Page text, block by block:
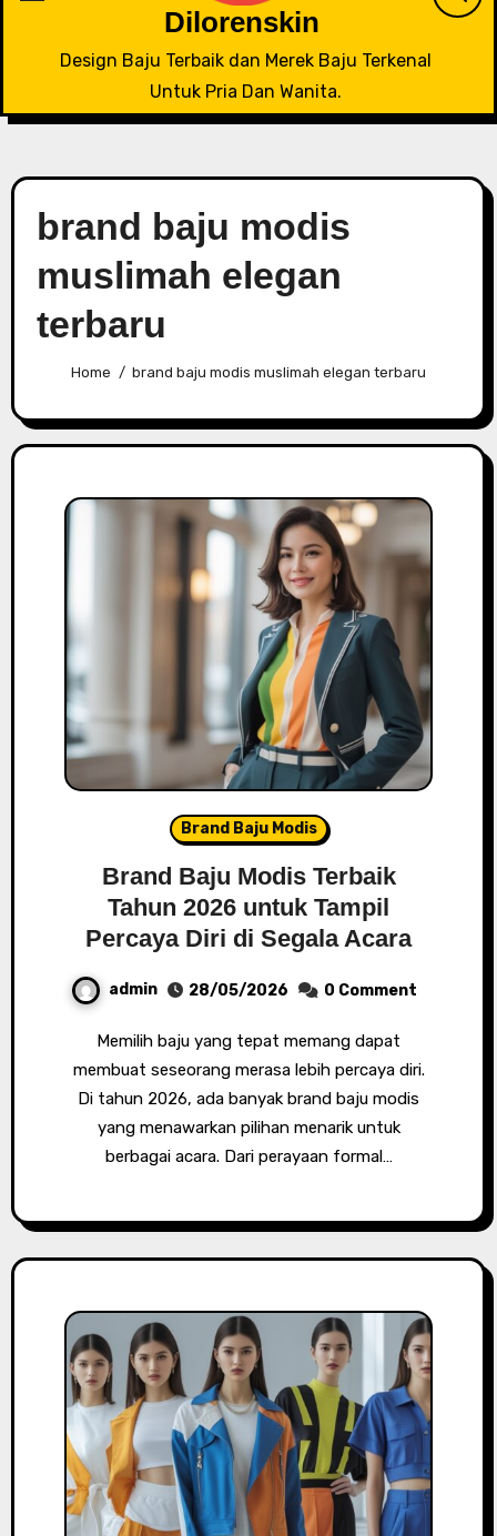
Dilorenskin
Design Baju Terbaik dan Merek Baju Terkenal
Untuk Pria Dan Wanita.
brand baju modis
muslimah elegan
terbaru
Home brand baju modis muslimah elegan terbaru
Brand Baju Modis
Brand Baju Modis Terbaik
Tahun 2026 untuk Tampil
Percaya Diri di Segala Acara
admin 28/05/2026 0 Comment
Memilih baju yang tepat memang dapat
membuat seseorang merasa lebih percaya diri.
Di tahun 2026, ada banyak brand baju modis
yang menawarkan pilihan menarik untuk
berbagai acara. Dari perayaan formal…